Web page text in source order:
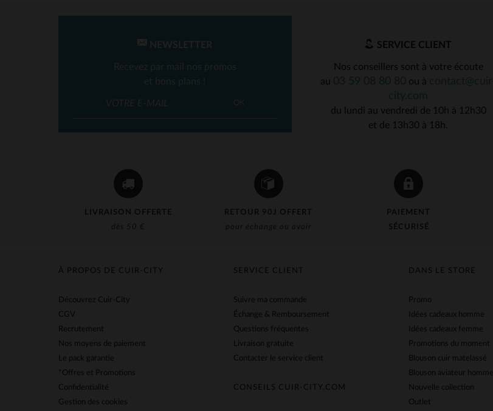
LIVRAISON OFFERTE
dès 50 €
RETOUR 90J OFFERT
pour échange ou avoir
PAIEMENT
SÉCURISÉ
NEWSLETTER
Recevez par mail nos promos
et bons plans !
OK
SERVICE CLIENT
Nos conseillers sont à votre écoute
au
ou à
du lundi au vendredi de 10h à 12h30
et de 13h30 à 18h.
SERVICE CLIENT
Suivre ma commande
Échange & Remboursement
Questions fréquentes
Livraison gratuite
Contacter le service client
CONSEILS CUIR-CITY.COM
DANS LE STORE
Promo
Idées cadeaux homme
Idées cadeaux femme
Promotions du moment
Blouson cuir matelassé
Blouson aviateur homme
Nouvelle collection
Outlet
À PROPOS DE CUIR-CITY
Découvrez Cuir-City
CGV
Recrutement
Nos moyens de paiement
Le pack garantie
*Offres et Promotions
Confidentialité
Gestion des cookies